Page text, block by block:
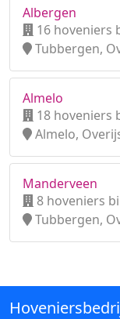
Albergen
16 hoveniers
Tubbergen,
Almelo
18 hoveniers
Almelo,
Manderveen
8 hoveniers
Tubbergen,